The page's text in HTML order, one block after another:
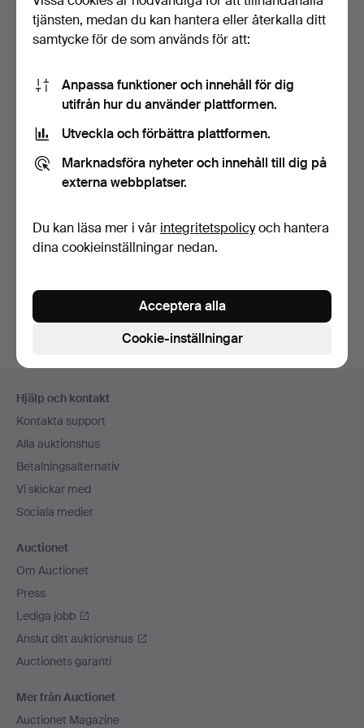
Metallförädlings AB,tenn…
Du kan också söka ivårt arkiv med avslutade auktioner
Hjälp och kontakt
Kontakta support
Alla auktionshus
Betalningsalternativ
Vi skickar med
Sociala medier
Auctionet
Om Auctionet
Press
Lediga jobb
Anslut ditt auktionshus
Auctionets garanti
Mer från Auctionet
Auctionet Magazine
tjänsten, medan du kan hantera eller återkalla ditt
samtycke för de som används för att:
Anpassa funktioner och innehåll för dig
utifrån hur du använder plattformen.
Utveckla och förbättra plattformen.
Marknadsföra nyheter och innehåll till dig på
externa webbplatser.
Du kan läsa mer i vår integritetspolicyoch hantera
dina cookieinställningar nedan.
Cookie-inställningar
Acceptera alla